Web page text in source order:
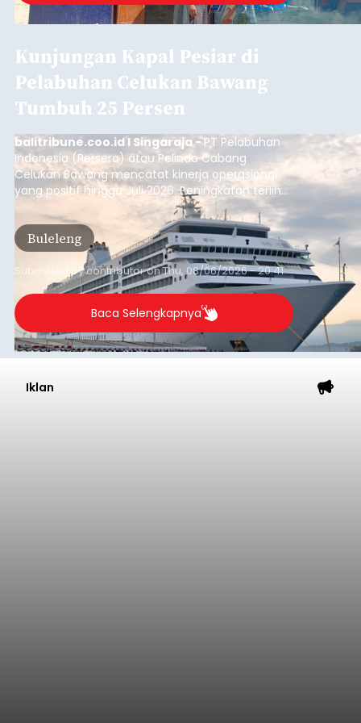
Kunjungan Kapal Pesiar di
Pelabuhan Celukan Bawang
Tumbuh 25 Persen
balitribune.coo.id I Singaraja -PT Pelabuhan
Indonesia (Persero) atau Pelindo Cabang
Celukan Bawang mencatat kinerja operasional
yang positif hingga Juli 2026. Peningkatan terlihat
dari arus kapal yang mencapai 1,48 juta Gross
Tonnage (GT), atau tumbuh 12,4 persen
dibandingkan periode yang sama tahun lalu
yang tercatat sebesar 1,32 juta GT.
Buleleng
Submitted bycontributoronThu, 08/06/2026 - 20:41
Baca Selengkapnya
Iklan